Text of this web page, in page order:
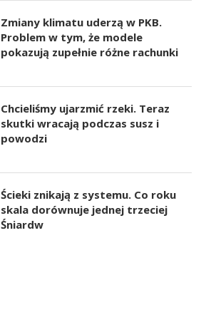
Zmiany klimatu uderzą w PKB.
Problem w tym, że modele
pokazują zupełnie różne rachunki
Chcieliśmy ujarzmić rzeki. Teraz
skutki wracają podczas susz i
powodzi
Ścieki znikają z systemu. Co roku
skala dorównuje jednej trzeciej
Śniardw